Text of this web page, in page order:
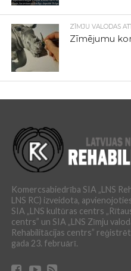
ZĪMJU VALODAS
Zīmējumu
Komercsabiedrība SIA „LNS
LNS RC) izveidota,
SIA „LNS kultūras centrs
centrs” un SIA „LNS Zīmju
Rehabilitācijas centrs”
gada 23. februārī.